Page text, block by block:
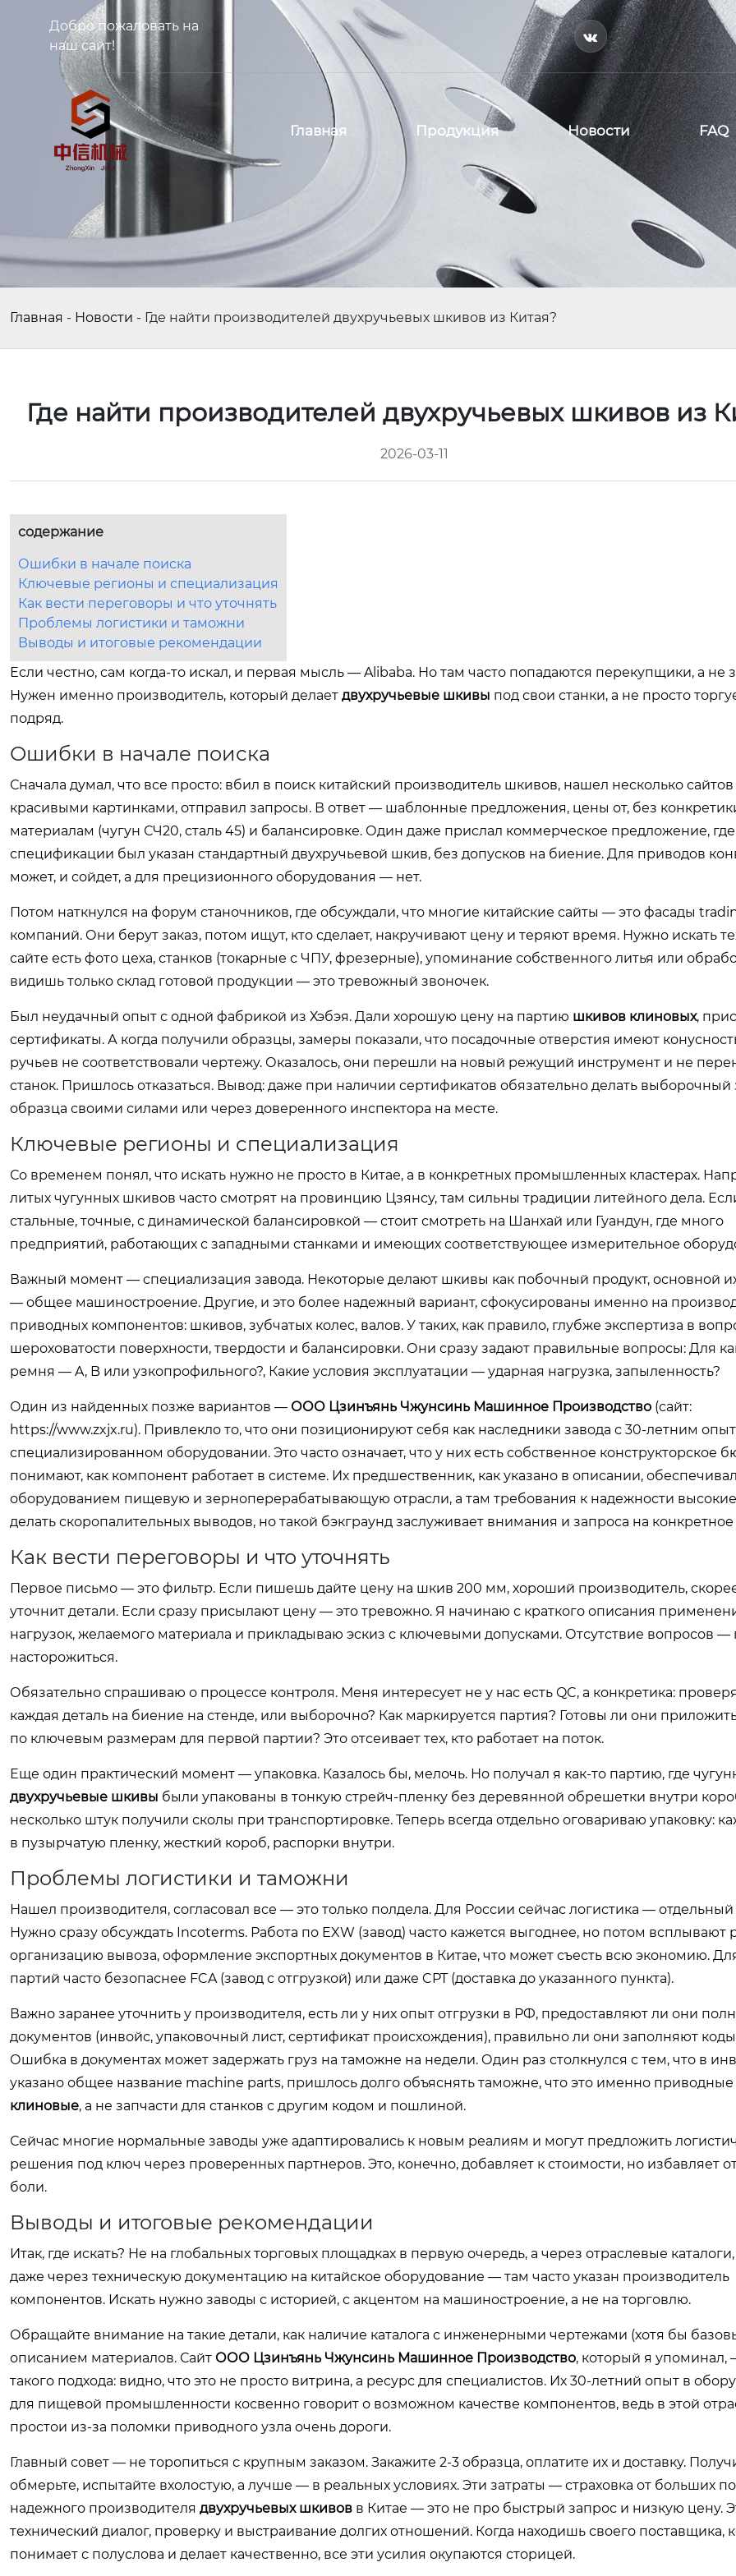
Добро пожаловать на
наш сайт!

Главная Продукция Новости FAQ
Главная - Новости - Где найти производителей двухручьевых шкивов из Китая?
Где найти производителей двухручьевых шкивов из
2026-03-11
содержание
Ошибки в начале поиска
Ключевые регионы и специализация
Как вести переговоры и что уточнять
Проблемы логистики и таможни
Выводы и итоговые рекомендации
Если честно, сам когда-то искал, и первая мысль — Alibaba. Но там часто попадаются перекупщики, а не
Нужен именно производитель, который делает двухручьевые шкивы под свои станки, а не просто
подряд.
Ошибки в начале поиска
Сначала думал, что все просто: вбил в поиск китайский производитель шкивов, нашел несколько сайтов
красивыми картинками, отправил запросы. В ответ — шаблонные предложения, цены от, без
материалам (чугун СЧ20, сталь 45) и балансировке. Один даже прислал коммерческое предложение,
спецификации был указан стандартный двухручьевой шкив, без допусков на биение. Для приводов
может, и сойдет, а для прецизионного оборудования — нет.
Потом наткнулся на форум станочников, где обсуждали, что многие китайские сайты — это фасады
компаний. Они берут заказ, потом ищут, кто сделает, накручивают цену и теряют время. Нужно искать
сайте есть фото цеха, станков (токарные с ЧПУ, фрезерные), упоминание собственного литья или
видишь только склад готовой продукции — это тревожный звоночек.
Был неудачный опыт с одной фабрикой из Хэбэя. Дали хорошую цену на партию шкивов клиновых,
сертификаты. А когда получили образцы, замеры показали, что посадочные отверстия имеют
ручьев не соответствовали чертежу. Оказалось, они перешли на новый режущий инструмент и не
станок. Пришлось отказаться. Вывод: даже при наличии сертификатов обязательно делать выборочный
образца своими силами или через доверенного инспектора на месте.
Ключевые регионы и специализация
Со временем понял, что искать нужно не просто в Китае, а в конкретных промышленных кластерах.
литых чугунных шкивов часто смотрят на провинцию Цзянсу, там сильны традиции литейного дела.
стальные, точные, с динамической балансировкой — стоит смотреть на Шанхай или Гуандун, где много
предприятий, работающих с западными станками и имеющих соответствующее измерительное
Важный момент — специализация завода. Некоторые делают шкивы как побочный продукт, основной
— общее машиностроение. Другие, и это более надежный вариант, сфокусированы именно на
приводных компонентов: шкивов, зубчатых колес, валов. У таких, как правило, глубже экспертиза в
шероховатости поверхности, твердости и балансировки. Они сразу задают правильные вопросы: Для
ремня — A, B или узкопрофильного?, Какие условия эксплуатации — ударная нагрузка, запыленность?
Один из найденных позже вариантов — ООО Цзинъянь Чжунсинь Машинное Производство (сайт:
https://www.zxjx.ru). Привлекло то, что они позиционируют себя как наследники завода с 30-летним
специализированном оборудовании. Это часто означает, что у них есть собственное конструкторское
понимают, как компонент работает в системе. Их предшественник, как указано в описании, обеспечивал
оборудованием пищевую и зерноперерабатывающую отрасли, а там требования к надежности
делать скоропалительных выводов, но такой бэкграунд заслуживает внимания и запроса на конкретное
Как вести переговоры и что уточнять
Первое письмо — это фильтр. Если пишешь дайте цену на шкив 200 мм, хороший производитель,
уточнит детали. Если сразу присылают цену — это тревожно. Я начинаю с краткого описания
нагрузок, желаемого материала и прикладываю эскиз с ключевыми допусками. Отсутствие вопросов —
насторожиться.
Обязательно спрашиваю о процессе контроля. Меня интересует не у нас есть QC, а конкретика:
каждая деталь на биение на стенде, или выборочно? Как маркируется партия? Готовы ли они
по ключевым размерам для первой партии? Это отсеивает тех, кто работает на поток.
Еще один практический момент — упаковка. Казалось бы, мелочь. Но получал я как-то партию, где
двухручьевые шкивы были упакованы в тонкую стрейч-пленку без деревянной обрешетки внутри
несколько штук получили сколы при транспортировке. Теперь всегда отдельно оговариваю упаковку:
в пузырчатую пленку, жесткий короб, распорки внутри.
Проблемы логистики и таможни
Нашел производителя, согласовал все — это только полдела. Для России сейчас логистика — отдельный
Нужно сразу обсуждать Incoterms. Работа по EXW (завод) часто кажется выгоднее, но потом всплывают
организацию вывоза, оформление экспортных документов в Китае, что может съесть всю экономию.
партий часто безопаснее FCA (завод с отгрузкой) или даже CPT (доставка до указанного пункта).
Важно заранее уточнить у производителя, есть ли у них опыт отгрузки в РФ, предоставляют ли они
документов (инвойс, упаковочный лист, сертификат происхождения), правильно ли они заполняют
Ошибка в документах может задержать груз на таможне на недели. Один раз столкнулся с тем, что в
указано общее название machine parts, пришлось долго объяснять таможне, что это именно приводные
клиновые, а не запчасти для станков с другим кодом и пошлиной.
Сейчас многие нормальные заводы уже адаптировались к новым реалиям и могут предложить
решения под ключ через проверенных партнеров. Это, конечно, добавляет к стоимости, но избавляет
боли.
Выводы и итоговые рекомендации
Итак, где искать? Не на глобальных торговых площадках в первую очередь, а через отраслевые
даже через техническую документацию на китайское оборудование — там часто указан производитель
компонентов. Искать нужно заводы с историей, с акцентом на машиностроение, а не на торговлю.
Обращайте внимание на такие детали, как наличие каталога с инженерными чертежами (хотя бы
описанием материалов. Сайт ООО Цзинъянь Чжунсинь Машинное Производство, который я
такого подхода: видно, что это не просто витрина, а ресурс для специалистов. Их 30-летний опыт в
для пищевой промышленности косвенно говорит о возможном качестве компонентов, ведь в этой
простои из-за поломки приводного узла очень дороги.
Главный совет — не торопиться с крупным заказом. Закажите 2-3 образца, оплатите их и доставку.
обмерьте, испытайте вхолостую, а лучше — в реальных условиях. Эти затраты — страховка от больших
надежного производителя двухручьевых шкивов в Китае — это не про быстрый запрос и низкую цену.
технический диалог, проверку и выстраивание долгих отношений. Когда находишь своего поставщика,
понимает с полуслова и делает качественно, все эти усилия окупаются сторицей.